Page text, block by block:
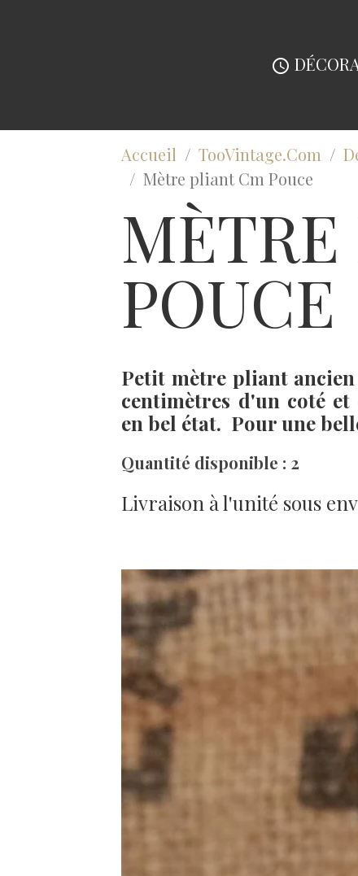
Accueil TooVintage.Com
Mètre pliant Cm Pouce
POUCE
Petit mètre pliant ancien
centimètres d'un coté et
en bel état. Pour une
Quantité disponible : 2
Livraison à l'unité sous